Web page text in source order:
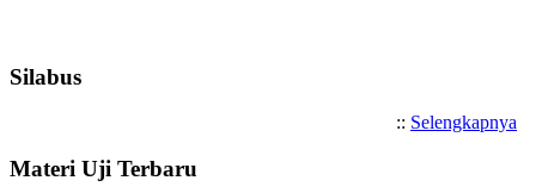
Silabus
:: Selengkapnya
Materi Uji Terbaru